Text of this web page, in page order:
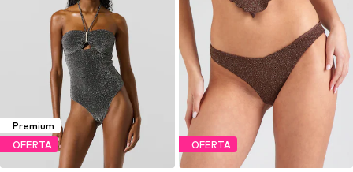
Premium
OFERTA
OFERTA